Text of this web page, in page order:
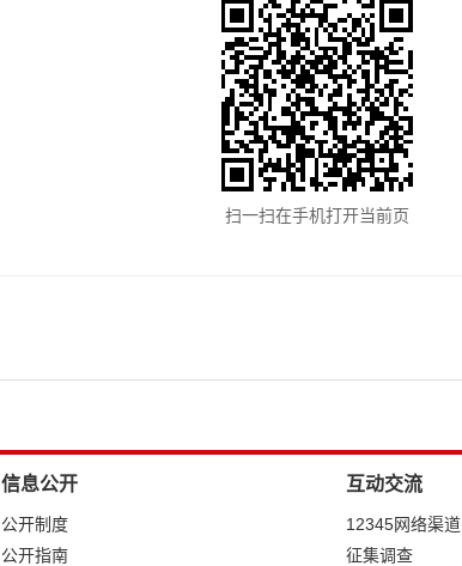
扫一扫在手机打开当前页
信息公开
公开制度
公开指南
互动交流
12345网络渠道
征集调查